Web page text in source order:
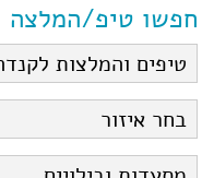
חפשו טיפ/המלצה